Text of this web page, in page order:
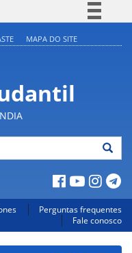
Acesso à informação
Legislação
Canais
MAPA DO SITE
Perguntas frequentes
Fale conosco